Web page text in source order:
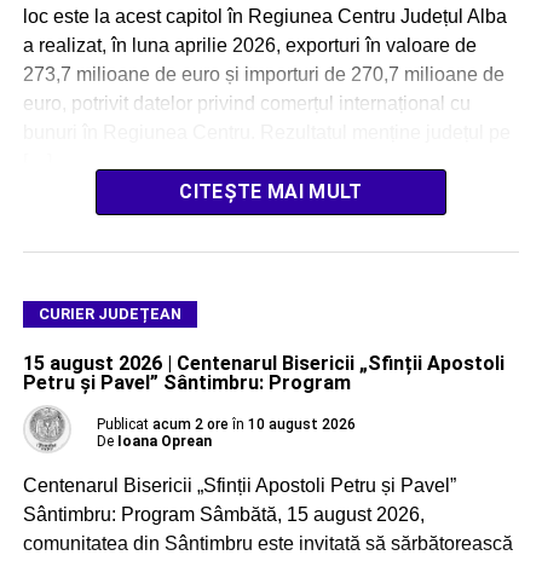
loc este la acest capitol în Regiunea Centru Județul Alba
a realizat, în luna aprilie 2026, exporturi în valoare de
273,7 milioane de euro și importuri de 270,7 milioane de
euro, potrivit datelor privind comerțul internațional cu
CITEȘTE MAI MULT
CURIER JUDEȚEAN
15 august 2026 | Centenarul Bisericii „Sfinții Apostoli
Petru și Pavel” Sântimbru: Program
Publicat acum 2 ore în 10 august 2026
De Ioana Oprean
Centenarul Bisericii „Sfinții Apostoli Petru și Pavel”
Sântimbru: Program Sâmbătă, 15 august 2026,
comunitatea din Sântimbru este invitată să sărbătorească